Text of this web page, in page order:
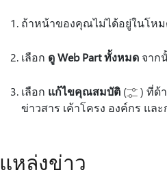
ถ้าหน้าของคุณไม่ได้อยู่ในโหม
เลือก ดู Web Part ทั้งหมดจาก
เลือก แก้ไขคุณสมบัติ(
) ที่ด้า
ข่าวสาร เค้าโครง องค์กร แล
แหล่งข่าว